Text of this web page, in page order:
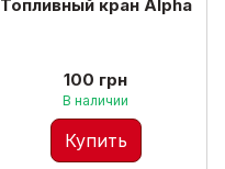
Топливный кран Alpha
100 грн
В наличии
Купить